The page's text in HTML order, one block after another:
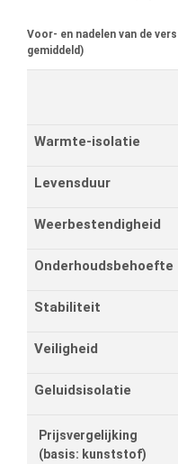
Voor- en nadelen van de
gemiddeld)
Prijsvergelijking
(basis: kunststof)
Warmte-isolatie
Levensduur
Weerbestendigheid
Onderhoudsbehoefte
Stabiliteit
Veiligheid
Geluidsisolatie